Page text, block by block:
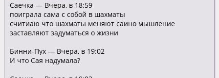
Саечка — Вчера, в 18:59
поиграла сама с собой в шахматы
считиаю что шахматы меняют саино мышление
заставляют задуматься о жизни
Бинни-Пух — Вчера, в 19:02
И что Сая надумала?